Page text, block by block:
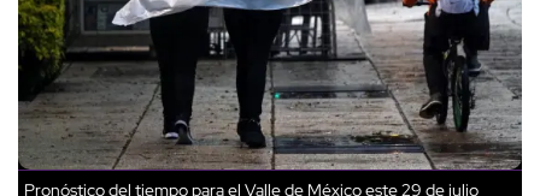
Pronóstico del tiempo para el Valle de México este 29 de julio